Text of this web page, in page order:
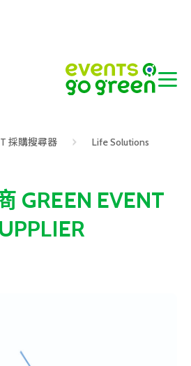
採購搜尋器 Life Solutions
GREEN EVENT